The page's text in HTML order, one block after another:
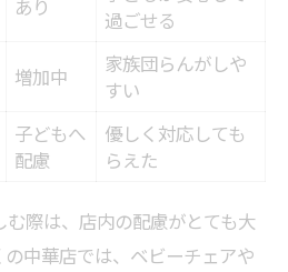
あり
過ごせる
増加中
家族団らんがしや
すい
子どもへ
配慮
優しく対応しても
らえた
際は、店内の配慮がとても大
中華店では、ベビーチェアや